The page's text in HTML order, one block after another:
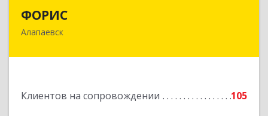
ФОРИС
Алапаевск
Клиентов на сопровождении 105
624601, Свердловская обл, Алапаевск г, Ленина